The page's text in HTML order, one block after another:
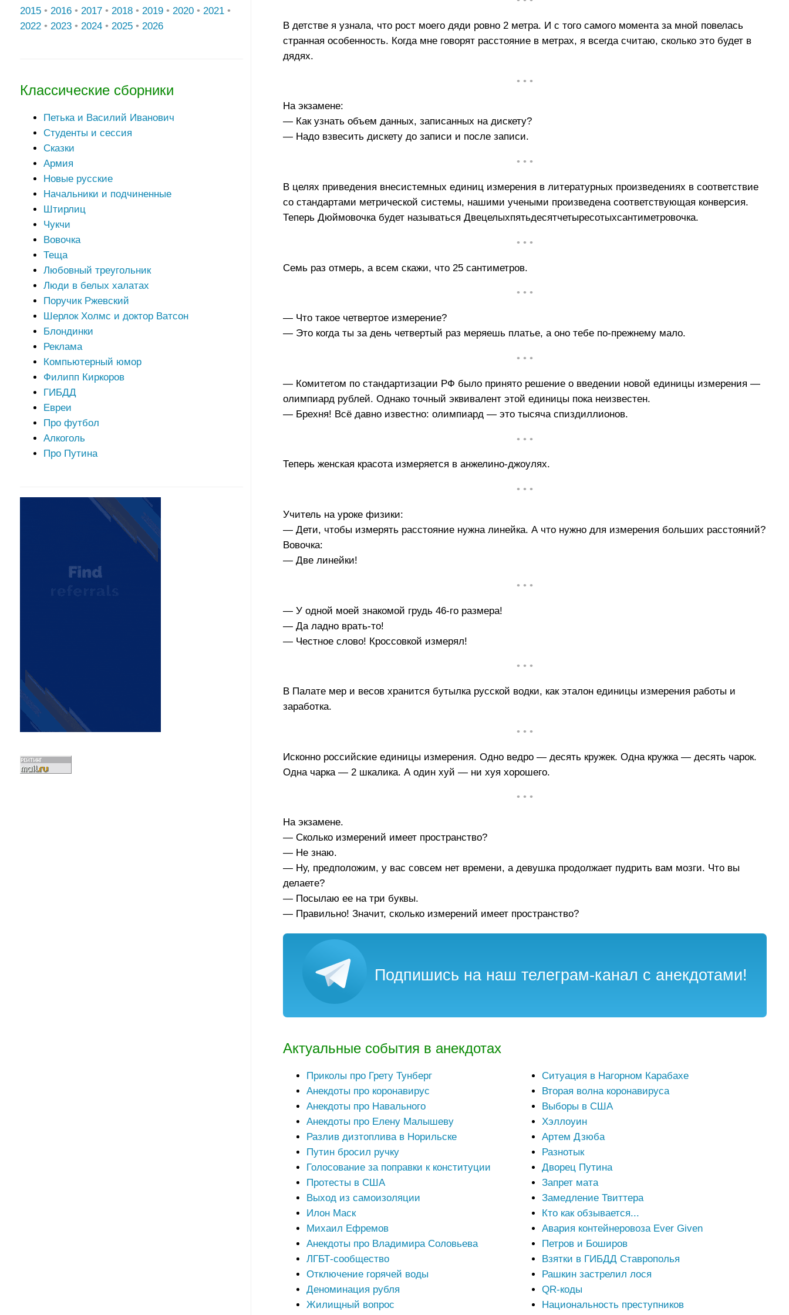
2015 • 2016 • 2017 • 2018 • 2019 • 2020 • 2021 •
2022 • 2023 • 2024 • 2025 • 2026
Классические сборники
Петька и Василий Иванович
Студенты и сессия
Сказки
Армия
Новые русские
Начальники и подчиненные
Штирлиц
Чукчи
Вовочка
Теща
Любовный треугольник
Люди в белых халатах
Поручик Ржевский
Шерлок Холмс и доктор Ватсон
Блондинки
Реклама
Компьютерный юмор
Филипп Киркоров
ГИБДД
Евреи
Про футбол
Алкоголь
Про Путина
В детстве я узнала, что рост моего дяди ровно 2 метра. И с того самого момента за мной повелась
странная особенность. Когда мне говорят расстояние в метрах, я всегда считаю, сколько это будет в
дядях.
• • •
На экзамене:
— Как узнать объем данных, записанных на дискету?
— Надо взвесить дискету до записи и после записи.
• • •
В целях приведения внесистемных единиц измерения в литературных произведениях в соответствие
со стандартами метрической системы, нашими учеными произведена соответствующая конверсия.
Теперь Дюймовочка будет называться Двецелыхпятьдесятчетыресотыхсантиметровочка.
• • •
Семь раз отмерь, а всем скажи, что 25 сантиметров.
• • •
— Что такое четвертое измерение?
— Это когда ты за день четвертый раз меряешь платье, а оно тебе по-прежнему мало.
• • •
— Комитетом по стандартизации РФ было принято решение о введении новой единицы измерения —
олимпиард рублей. Однако точный эквивалент этой единицы пока неизвестен.
— Брехня! Всё давно известно: олимпиард — это тысяча спиздиллионов.
• • •
Теперь женская красота измеряется в анжелино-джоулях.
• • •
Учитель на уроке физики:
— Дети, чтобы измерять расстояние нужна линейка. А что нужно для измерения больших расстояний?
Вовочка:
— Две линейки!
• • •
— У одной моей знакомой грудь 46-го размера!
— Да ладно врать-то!
— Честное слово! Кроссовкой измерял!
• • •
В Палате мер и весов хранится бутылка русской водки, как эталон единицы измерения работы и
заработка.
• • •
Исконно российские единицы измерения. Одно ведро — десять кружек. Одна кружка — десять чарок.
Одна чарка — 2 шкалика. А один хуй — ни хуя хорошего.
• • •
На экзамене.
— Сколько измерений имеет пространство?
— Не знаю.
— Ну, предположим, у вас совсем нет времени, а девушка продолжает пудрить вам мозги. Что вы
делаете?
— Посылаю ее на три буквы.
— Правильно! Значит, сколько измерений имеет пространство?
Подпишись на наш телеграм-канал с анекдотами!
Актуальные события в анекдотах
Приколы про Грету Тунберг
Анекдоты про коронавирус
Анекдоты про Навального
Анекдоты про Елену Малышеву
Разлив дизтоплива в Норильске
Путин бросил ручку
Голосование за поправки к конституции
Протесты в США
Выход из самоизоляции
Илон Маск
Михаил Ефремов
Анекдоты про Владимира Соловьева
ЛГБТ-сообщество
Отключение горячей воды
Деноминация рубля
Жилищный вопрос
Ситуация в Нагорном Карабахе
Вторая волна коронавируса
Выборы в США
Хэллоуин
Артем Дзюба
Разнотык
Дворец Путина
Запрет мата
Замедление Твиттера
Кто как обзывается...
Авария контейнеровоза Ever Given
Петров и Боширов
Взятки в ГИБДД Ставрополья
Рашкин застрелил лося
QR-коды
Национальность преступников